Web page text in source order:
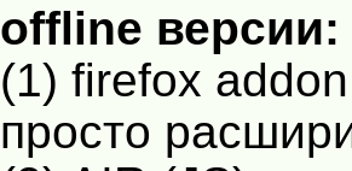
offline версии:
(1) firefox
просто